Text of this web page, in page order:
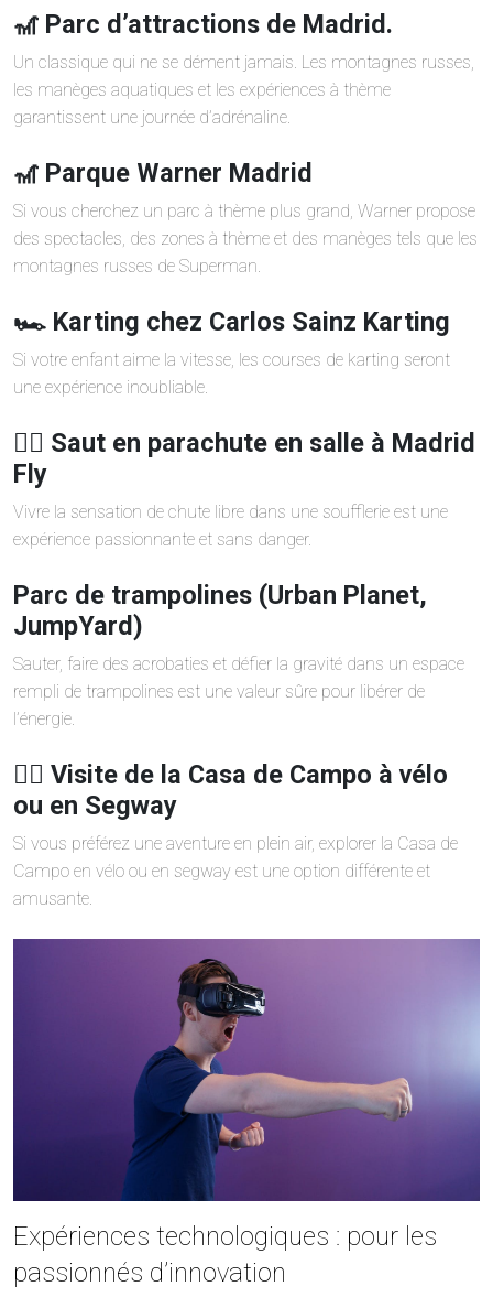
🎢 Parc d’attractions de Madrid.
Un classique qui ne se dément jamais. Les montagnes russes,
les manèges aquatiques et les expériences à thème
garantissent une journée d’adrénaline.
🎢 Parque Warner Madrid
Si vous cherchez un parc à thème plus grand, Warner propose
des spectacles, des zones à thème et des manèges tels que les
montagnes russes de Superman.
🏎️ Karting chez Carlos Sainz Karting
Si votre enfant aime la vitesse, les courses de karting seront
une expérience inoubliable.
🏄‍♂️ Saut en parachute en salle à Madrid
Fly
Vivre la sensation de chute libre dans une soufflerie est une
expérience passionnante et sans danger.
Parc de trampolines (Urban Planet,
JumpYard)
Sauter, faire des acrobaties et défier la gravité dans un espace
rempli de trampolines est une valeur sûre pour libérer de
l’énergie.
🚴‍♂️ Visite de la Casa de Campo à vélo
ou en Segway
Si vous préférez une aventure en plein air, explorer la Casa de
Campo en vélo ou en segway est une option différente et
amusante.
Expériences technologiques : pour les
passionnés d’innovation